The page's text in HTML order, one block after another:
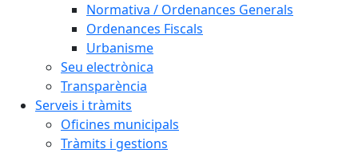
Normativa / Ordenances Generals
Ordenances Fiscals
Urbanisme
Seu electrònica
Transparència
Serveis i tràmits
Oficines municipals
Tràmits i gestions